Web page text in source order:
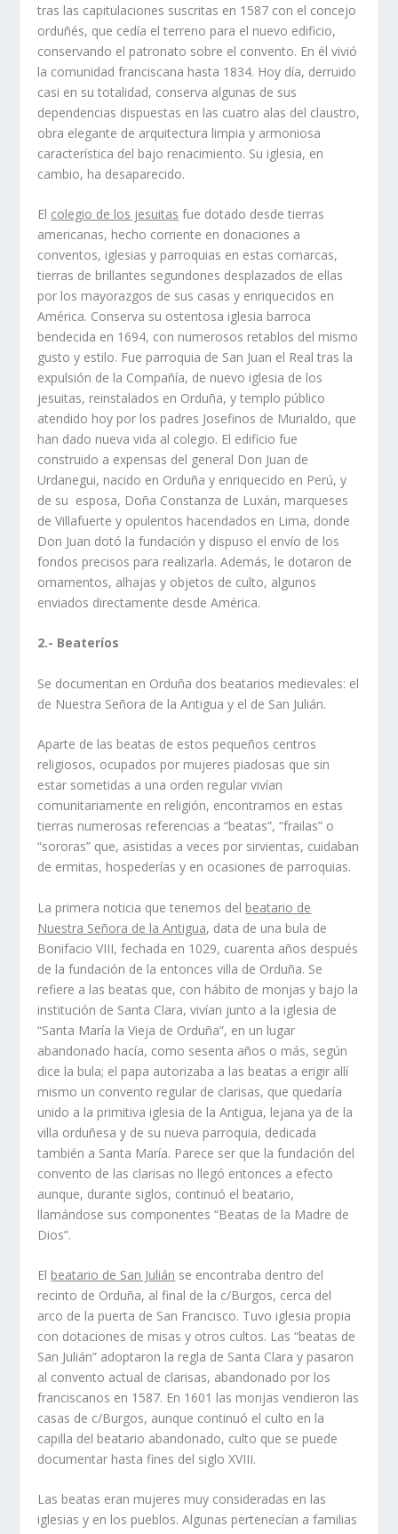
tras las capitulaciones suscritas en 1587 con el concejo
orduñés, que cedía el terreno para el nuevo edificio,
conservando el patronato sobre el convento. En él vivió
la comunidad franciscana hasta 1834. Hoy día, derruido
casi en su totalidad, conserva algunas de sus
dependencias dispuestas en las cuatro alas del claustro,
obra elegante de arquitectura limpia y armoniosa
característica del bajo renacimiento. Su iglesia, en
cambio, ha desaparecido.
El colegio de los jesuitas fue dotado desde tierras
americanas, hecho corriente en donaciones a
conventos, iglesias y parroquias en estas comarcas,
tierras de brillantes segundones desplazados de ellas
por los mayorazgos de sus casas y enriquecidos en
América. Conserva su ostentosa iglesia barroca
bendecida en 1694, con numerosos retablos del mismo
gusto y estilo. Fue parroquia de San Juan el Real tras la
expulsión de la Compañía, de nuevo iglesia de los
jesuitas, reinstalados en Orduña, y templo público
atendido hoy por los padres Josefinos de Murialdo, que
han dado nueva vida al colegio. El edificio fue
construido a expensas del general Don Juan de
Urdanegui, nacido en Orduña y enriquecido en Perú, y
de su esposa, Doña Constanza de Luxán, marqueses
de Villafuerte y opulentos hacendados en Lima, donde
Don Juan dotó la fundación y dispuso el envío de los
fondos precisos para realizarla. Además, le dotaron de
ornamentos, alhajas y objetos de culto, algunos
enviados directamente desde América.
2.- Beateríos
Se documentan en Orduña dos beatarios medievales: el
de Nuestra Señora de la Antigua y el de San Julián.
Aparte de las beatas de estos pequeños centros
religiosos, ocupados por mujeres piadosas que sin
estar sometidas a una orden regular vivían
comunitariamente en religión, encontramos en estas
tierras numerosas referencias a “beatas”, “frailas” o
“sororas” que, asistidas a veces por sirvientas, cuidaban
de ermitas, hospederías y en ocasiones de parroquias.
La primera noticia que tenemos del beatario de
Nuestra Señora de la Antigua, data de una bula de
Bonifacio VIII, fechada en 1029, cuarenta años después
de la fundación de la entonces villa de Orduña. Se
refiere a las beatas que, con hábito de monjas y bajo la
institución de Santa Clara, vivían junto a la iglesia de
“Santa María la Vieja de Orduña”, en un lugar
abandonado hacía, como sesenta años o más, según
dice la bula; el papa autorizaba a las beatas a erigir allí
mismo un convento regular de clarisas, que quedaría
unido a la primitiva iglesia de la Antigua, lejana ya de la
villa orduñesa y de su nueva parroquia, dedicada
también a Santa María. Parece ser que la fundación del
convento de las clarisas no llegó entonces a efecto
aunque, durante siglos, continuó el beatario,
llamándose sus componentes “Beatas de la Madre de
Dios”.
El beatario de San Julián se encontraba dentro del
recinto de Orduña, al final de la c/Burgos, cerca del
arco de la puerta de San Francisco. Tuvo iglesia propia
con dotaciones de misas y otros cultos. Las “beatas de
San Julián” adoptaron la regla de Santa Clara y pasaron
al convento actual de clarisas, abandonado por los
franciscanos en 1587. En 1601 las monjas vendieron las
casas de c/Burgos, aunque continuó el culto en la
capilla del beatario abandonado, culto que se puede
documentar hasta fines del siglo XVIII.
Las beatas eran mujeres muy consideradas en las
iglesias y en los pueblos. Algunas pertenecían a familias